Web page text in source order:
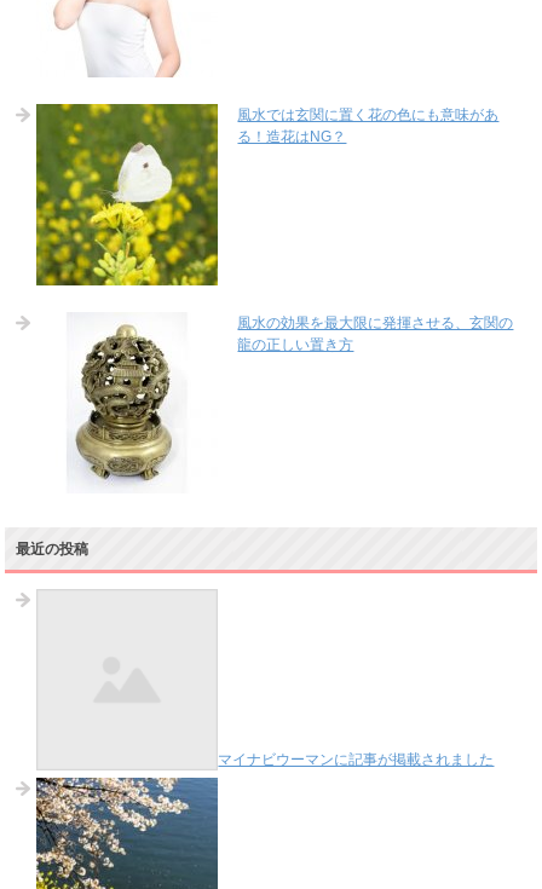
風水では玄関に置く花の色にも意味があ
る！造花はNG？
風水の効果を最大限に発揮させる、玄関の
龍の正しい置き方
最近の投稿
マイナビウーマンに記事が掲載されました